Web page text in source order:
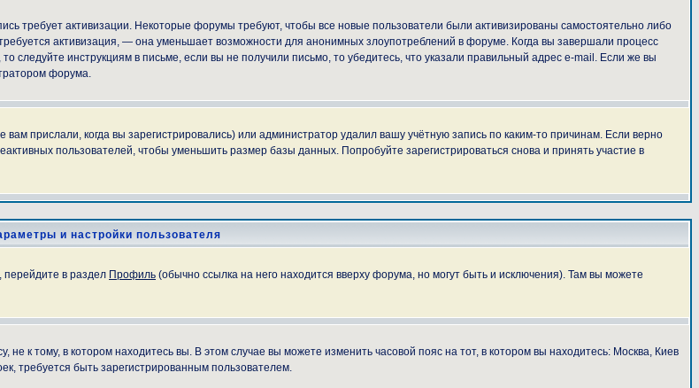
требует активизации. Некоторые форумы требуют, чтобы все новые пользователи были активизированы самостоятельно либо
активизация, — она уменьшает возможности для анонимных злоупотреблений в форуме. Когда вы завершали процесс
следуйте инструкциям в письме, если вы не получили письмо, то убедитесь, что указали правильный адрес e-mail. Если же вы
форума.
прислали, когда вы зарегистрировались) или администратор удалил вашу учётную запись по каким-то причинам. Если верно
пользователей, чтобы уменьшить размер базы данных. Попробуйте зарегистрироваться снова и принять участие в
и настройки пользователя
перейдите в раздел Профиль (обычно ссылка на него находится вверху форума, но могут быть и исключения). Там вы можете
к тому, в котором находитесь вы. В этом случае вы можете изменить часовой пояс на тот, в котором вы находитесь: Москва, Киев
требуется быть зарегистрированным пользователем.